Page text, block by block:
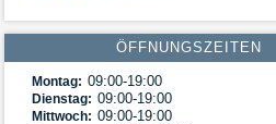
ÖFFNUNGSZEITEN
Montag: 09:00-19:00
Dienstag: 09:00-19:00
Mittwoch: 09:00-19:00